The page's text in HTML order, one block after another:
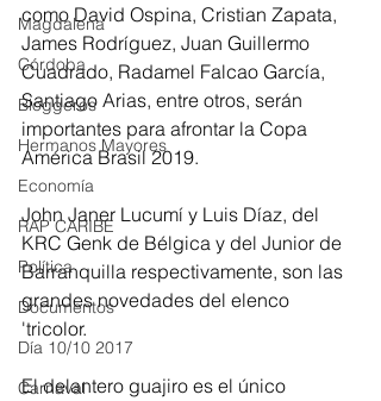
Magdalena
Córdoba
Bloggeros
Hermanos Mayores
Economía
RAP CARIBE
Política
Documentos
Día 10/10 2017
Carnaval
como David Ospina, Cristian Zapata,
James Rodríguez, Juan Guillermo
Cuadrado, Radamel Falcao García,
Santiago Arias, entre otros, serán
importantes para afrontar la Copa
América Brasil 2019.
John Janer Lucumí y Luis Díaz, del
KRC Genk de Bélgica y del Junior de
Barranquilla respectivamente, son las
grandes novedades del elenco
'tricolor.
El delantero guajiro es el único